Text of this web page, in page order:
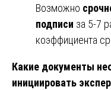
Возможно
подписи за 5-7
коэффициента
Какие документы
инициировать